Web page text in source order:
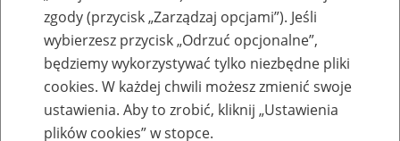
Komunikaty i obwieszczenia
zgody (przycisk „Zarządzaj opcjami”). Jeśli
wybierzesz przycisk „Odrzuć opcjonalne”,
będziemy wykorzystywać tylko niezbędne pliki
cookies. W każdej chwili możesz zmienić swoje
ustawienia. Aby to zrobić, kliknij „Ustawienia
plików cookies” w stopce.